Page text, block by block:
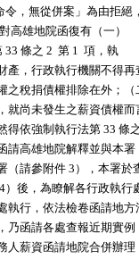
命令，無從併案」為由拒絕
對高雄地院函復有（一）
33 條之 2  第 1  項，執
財產，行政執行機關不得再
權之稅捐債權排除在外；（
，就尚未發生之薪資債權而
然得依強制執行法第 33 條
函請高雄地院解釋並與本署
署（請參附件 3），本署於
4）後，為瞭解各行政執行
處執行，依法檢卷函請地方
，乃函請各處查報近期實例
務人薪資函請地院合併辦理